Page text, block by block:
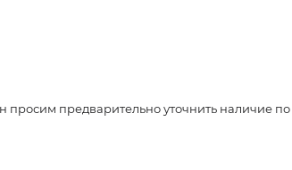
предварительно уточнить наличие по